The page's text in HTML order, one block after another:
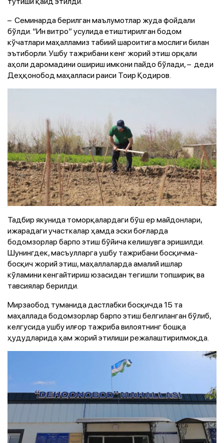
– Семинарда берилган маълумотлар жуда фойдали
бўлди. “Ин витро” усулида етиштирилган бодом
кўчатлари маҳалламиз табиий шароитига мослиги билан
эътиборли. Ушбу тажрибани кенг жорий этиш орқали
аҳоли даромадини ошириш имкони пайдо бўлади, – деди
Деҳқонобод маҳалласи раиси Тоир Қодиров.
Тадбир якунида томорқалардаги бўш ер майдонлари,
ижарадаги участкалар ҳамда эски боғларда
бодомзорлар барпо этиш бўйича келишувга эришилди.
Шунингдек, масъулларга ушбу тажрибани босқичма-
босқич жорий этиш, маҳаллаларда амалий ишлар
кўламини кенгайтириш юзасидан тегишли топшириқ ва
тавсиялар берилди.
Мирзаобод туманида дастлабки босқичда 15 та
маҳаллада бодомзорлар барпо этиш белгиланган бўлиб,
келгусида ушбу илғор тажриба вилоятнинг бошқа
ҳудудларида ҳам жорий этилиши режалаштирилмоқда.